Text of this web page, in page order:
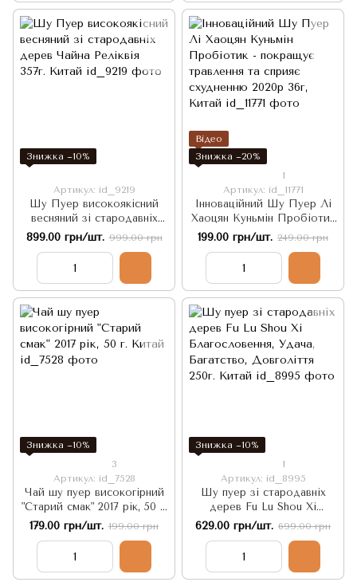
Знижка −10%
Артикул: id_9219
Шу Пуер високоякісний
весняний зі стародавніх
дерев Чайна Реліквія 357г.
899.00 грн/шт. 999.00 грн
Відео
Знижка −20%
1
Артикул: id_11771
Інноваційний Шу Пуер Лі
Хаоцян Куньмін Пробіотик
- покращує травлення та
сприяє схудненню 2020р
36г, Китай
199.00 грн/шт. 249.00 грн
Знижка −10%
3
Артикул: id_7528
Чай шу пуер високогірний
"Старий смак" 2017 рік, 50 г.
Китай
179.00 грн/шт. 199.00 грн
Знижка −10%
1
Артикул: id_8995
Шу пуер зі стародавніх
дерев Fu Lu Shou Xi
Благословення, Удача,
Багатство, Довголіття 250г.
629.00 грн/шт. 699.00 грн